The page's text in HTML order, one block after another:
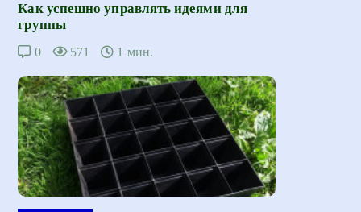
Как успешно управлять идеями для
группы
0 571 1 мин.